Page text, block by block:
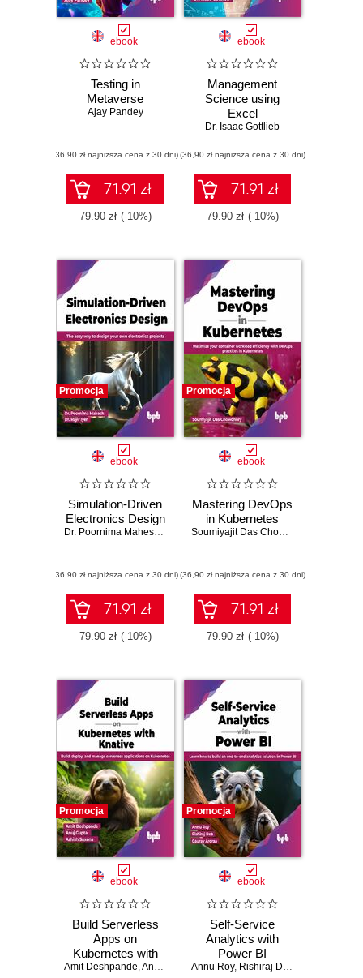
ebook
Testing in
Metaverse
Ajay Pandey
(36,90 zł najniższa cena z 30 dni)
71.91 zł
79.90 zł (-10%)
ebook
Management
Science using
Excel
Dr. Isaac Gottlieb
(36,90 zł najniższa cena z 30 dni)
71.91 zł
79.90 zł (-10%)
Promocja
ebook
Simulation-Driven
Electronics Design
Dr. Poornima Mahesh, Dr. Rajiv Iyer
(36,90 zł najniższa cena z 30 dni)
71.91 zł
79.90 zł (-10%)
Promocja
ebook
Mastering DevOps
in Kubernetes
Soumiyajit Das Chowdhury
(36,90 zł najniższa cena z 30 dni)
71.91 zł
79.90 zł (-10%)
Promocja
ebook
Build Serverless
Apps on
Kubernetes with
Knative
Amit Deshpande,Anuj Gupta ,Ashish Saxena
Promocja
ebook
Self-Service
Analytics with
Power BI
Annu Roy, Rishiraj Deb